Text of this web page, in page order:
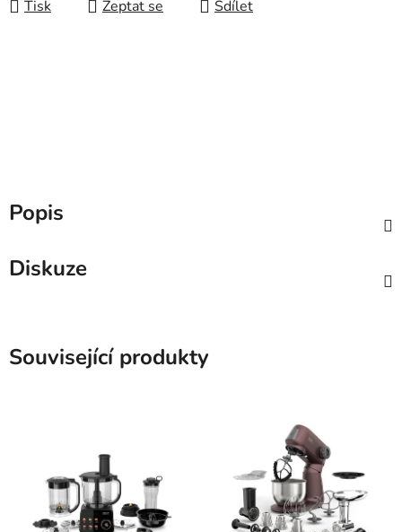
Tisk Zeptat se Sdílet
Popis
Diskuze
Související produkty